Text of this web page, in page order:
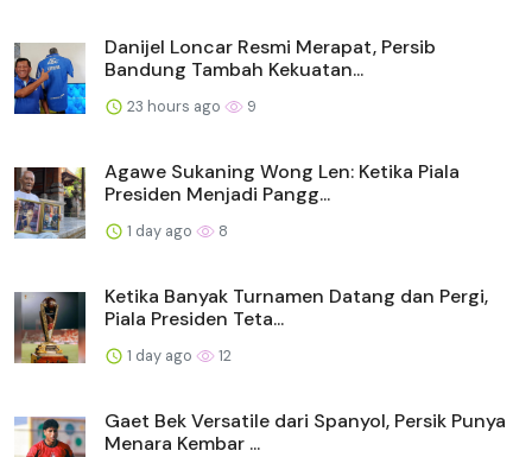
Danijel Loncar Resmi Merapat, Persib
Bandung Tambah Kekuatan...
23 hours ago 9
Agawe Sukaning Wong Len: Ketika Piala
Presiden Menjadi Pangg...
1 day ago 8
Ketika Banyak Turnamen Datang dan Pergi,
Piala Presiden Teta...
1 day ago 12
Gaet Bek Versatile dari Spanyol, Persik Punya
Menara Kembar ...